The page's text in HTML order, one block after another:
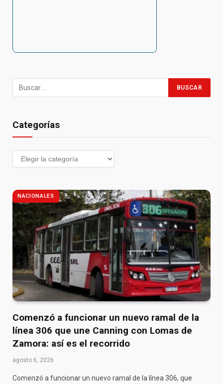
Categorías
NACIONALES
Comenzó a funcionar un nuevo ramal de la
línea 306 que une Canning con Lomas de
Zamora: así es el recorrido
agosto 6, 2026
Comenzó a funcionar un nuevo ramal de la línea 306, que